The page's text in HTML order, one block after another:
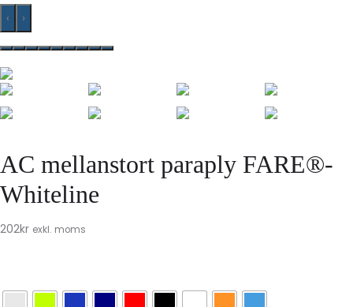
‹ ›
AC mellanstort paraply FARE®-
Whiteline
202kr exkl. moms